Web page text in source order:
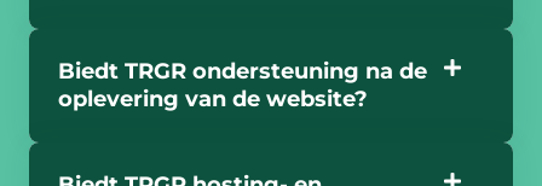
Biedt TRGR ondersteuning na de
oplevering van de website?